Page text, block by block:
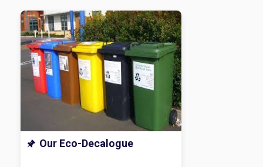
Our Eco-Decalogue